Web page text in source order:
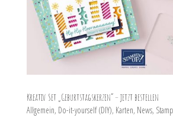
Kreativ Set „Geburtstagskerzen“ – jetzt bestellen
Allgemein, Do-it-yourself (DIY), Karten, News,